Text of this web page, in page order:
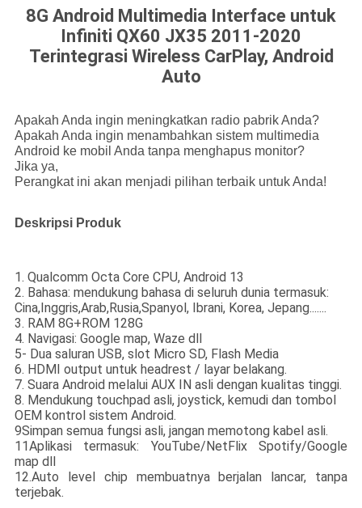
8G Android Multimedia Interface untuk
Infiniti QX60 JX35 2011-2020
Terintegrasi Wireless CarPlay, Android
Auto
Apakah Anda ingin meningkatkan radio pabrik Anda?
Apakah Anda ingin menambahkan sistem multimedia
Android ke mobil Anda tanpa menghapus monitor?
Jika ya,
Perangkat ini akan menjadi pilihan terbaik untuk Anda!
Deskripsi Produk
1. Qualcomm Octa Core CPU, Android 13
2. Bahasa: mendukung bahasa di seluruh dunia termasuk:
Cina,Inggris,Arab,Rusia,Spanyol, Ibrani, Korea, Jepang.......
3. RAM 8G+ROM 128G
4. Navigasi: Google map, Waze dll
5- Dua saluran USB, slot Micro SD, Flash Media
6. HDMI output untuk headrest / layar belakang.
7. Suara Android melalui AUX IN asli dengan kualitas tinggi.
8. Mendukung touchpad asli, joystick, kemudi dan tombol
OEM kontrol sistem Android.
9Simpan semua fungsi asli, jangan memotong kabel asli.
11Aplikasi termasuk: YouTube/NetFlix Spotify/Google
map dll
12.Auto level chip membuatnya berjalan lancar, tanpa
terjebak.